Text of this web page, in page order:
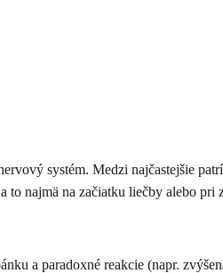
systém. Medzi najčastejšie
najmä na začiatku liečby alebo pri
a paradoxné reakcie (napr.